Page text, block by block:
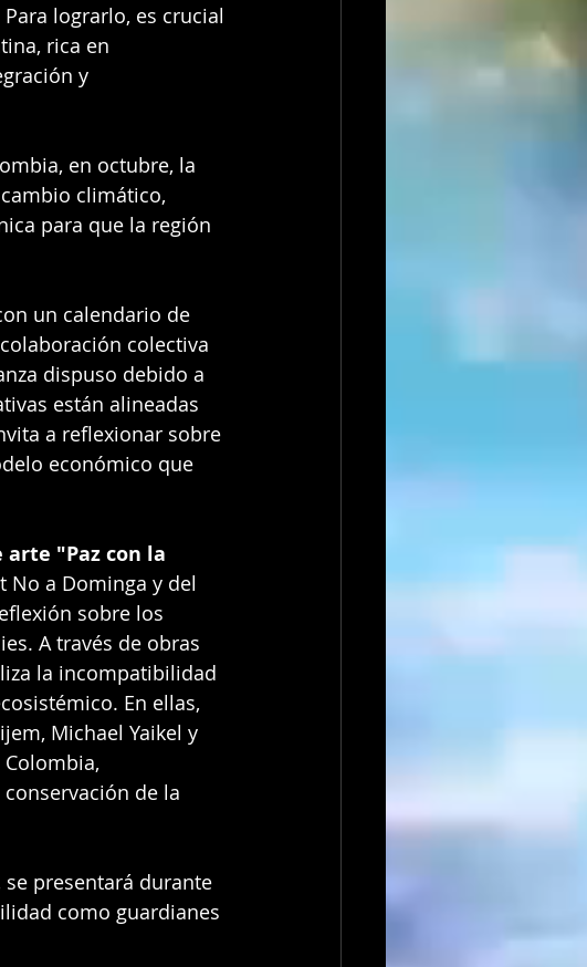
lograrlo, es crucial
rica en
y
en octubre, la
climático,
para que la región
un calendario de
colectiva
dispuso debido a
están alineadas
a reflexionar sobre
económico que
arte "Paz con la
No a Dominga y del
sobre los
A través de obras
la incompatibilidad
En ellas,
Michael Yaikel y
de la
se presentará durante
como guardianes